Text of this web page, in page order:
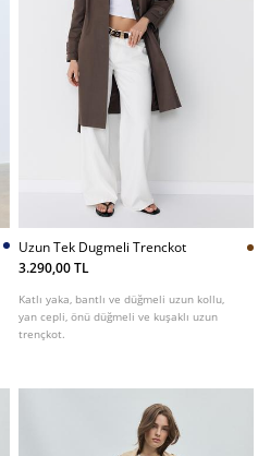
Uzun Tek Dugmeli Trenckot
3.290,00 TL
Katlı yaka, bantlı ve düğmeli uzun kollu,
yan cepli, önü düğmeli ve kuşaklı uzun
trençkot.